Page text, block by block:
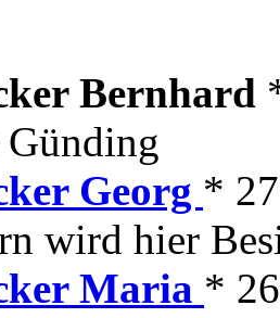
Bernhard
Georg *
wird hier
Maria *